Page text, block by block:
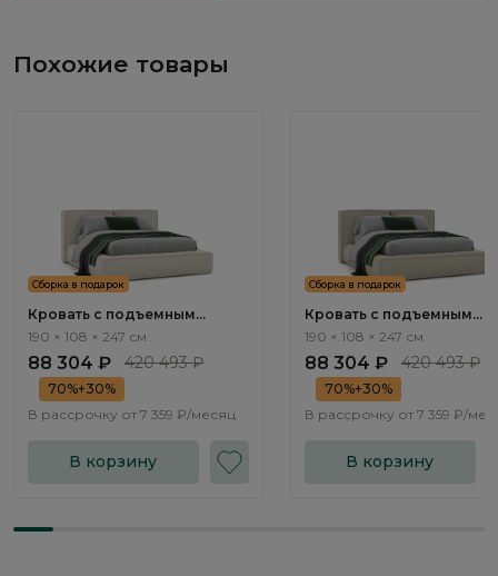
Похожие товары
Сборка в подарок
Кровать с подъемным
механизмом Нью-Йорк / New
190 × 108 × 247 см
88 304 ₽ 420 493 ₽
70%+30%
В рассрочку от 7 359 ₽/месяц
В корзину
Сборка в подарок
Кровать с подъемным
механизмом Нью-Йорк /
190 × 108 × 247 см
88 304 ₽ 420 493 ₽
70%+30%
В рассрочку от 7 359 ₽/
В корзину